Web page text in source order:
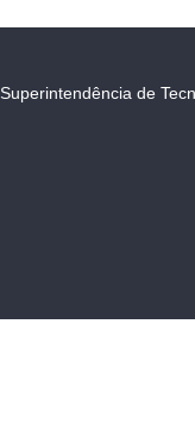
Superintendência de